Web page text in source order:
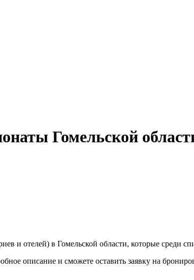
Гомельской
и отелей) в Гомельской области, которые среди
описание и сможете оставить заявку на